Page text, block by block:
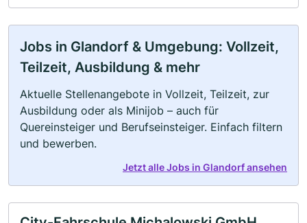
Jobs in Glandorf & Umgebung: Vollzeit,
Teilzeit, Ausbildung & mehr
Aktuelle Stellenangebote in Vollzeit, Teilzeit, zur
Ausbildung oder als Minijob – auch für
Quereinsteiger und Berufseinsteiger. Einfach filtern
und bewerben.
Jetzt alle Jobs in Glandorf ansehen